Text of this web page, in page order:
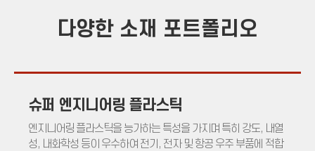
다양한 소재 포트폴리오
슈퍼 엔지니어링 플라스틱
엔지니어링 플라스틱을 능가하는 특성을 가지며 특히 강도, 내열
성, 내화학성 등이 우수하여 전기, 전자 및 항공 우주 부품에 적합